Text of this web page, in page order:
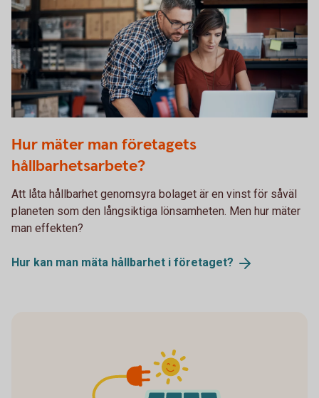
Hur mäter man företagets
hållbarhetsarbete?
Att låta hållbarhet genomsyra bolaget är en vinst för såväl
planeten som den långsiktiga lönsamheten. Men hur mäter
man effekten?
Hur kan man mäta hållbarhet i företaget?